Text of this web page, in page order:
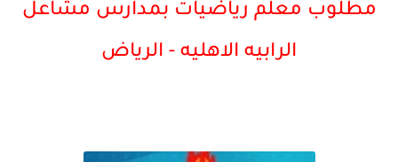
مطلوب معلم رياضيات بمدارس مشاعل
الرابيه الاهليه - الرياض